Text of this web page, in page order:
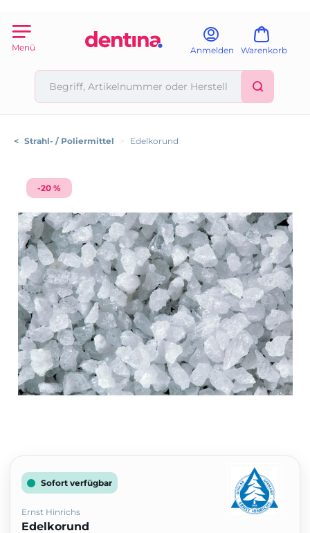
Menü Anmelden Warenkorb
< Strahl- / Poliermittel > Edelkorund
-20 %
Sofort verfügbar
Ernst Hinrichs
Edelkorund